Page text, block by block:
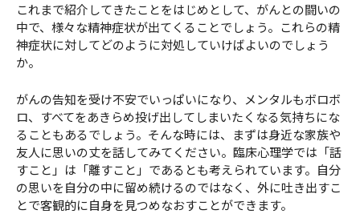
これまで紹介してきたことをはじめとして、がんとの闘いの
中で、様々な精神症状が出てくることでしょう。これらの精
神症状に対してどのように対処していけばよいのでしょう
か。
がんの告知を受け不安でいっぱいになり、メンタルもボロボ
ロ、すべてをあきらめ投げ出してしまいたくなる気持ちにな
ることもあるでしょう。そんな時には、まずは身近な家族や
友人に思いの丈を話してみてください。臨床心理学では「話
すこと」は「離すこと」であるとも考えられています。自分
の思いを自分の中に留め続けるのではなく、外に吐き出すこ
とで客観的に自身を見つめなおすことができます。